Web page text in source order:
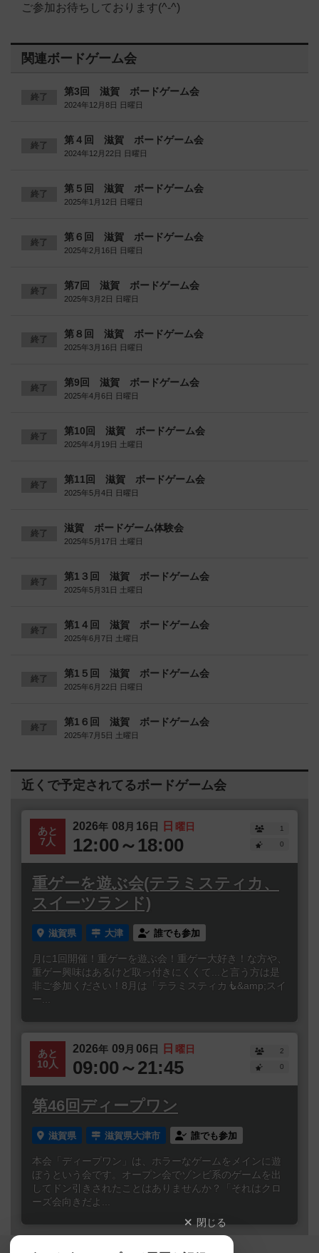
ご参加お待ちしております(^-^)
関連ボードゲーム会
終了 第3回 滋賀 ボードゲーム会
2024年12月8日 日曜日
終了 第４回 滋賀 ボードゲーム会
2024年12月22日 日曜日
終了 第５回 滋賀 ボードゲーム会
2025年1月12日 日曜日
終了 第６回 滋賀 ボードゲーム会
2025年2月16日 日曜日
終了 第7回 滋賀 ボードゲーム会
2025年3月2日 日曜日
終了 第８回 滋賀 ボードゲーム会
2025年3月16日 日曜日
終了 第9回 滋賀 ボードゲーム会
2025年4月6日 日曜日
終了 第10回 滋賀 ボードゲーム会
2025年4月19日 土曜日
終了 第11回 滋賀 ボードゲーム会
2025年5月4日 日曜日
終了 滋賀 ボードゲーム体験会
2025年5月17日 土曜日
終了 第1３回 滋賀 ボードゲーム会
2025年5月31日 土曜日
終了 第1４回 滋賀 ボードゲーム会
2025年6月7日 土曜日
終了 第1５回 滋賀 ボードゲーム会
2025年6月22日 日曜日
終了 第1６回 滋賀 ボードゲーム会
2025年7月5日 土曜日
近くで予定されてるボードゲーム会
あと
7人
2026年 08 月 16日 日 曜日
12:00～18:00
1
0
重ゲーを遊ぶ会(テラミスティカ、
スイーツランド)
滋賀県 大津 誰でも参加
月に1回開催！重ゲーを遊ぶ会！重ゲー大好き！な方や、
重ゲー興味はあるけど取っ付きにくくて...と言う方は是
非ご参加ください！8月は「テラミスティカ🧜&amp;スイ
ー...
あと
10人
2026年 09 月 06日 日 曜日
09:00～21:45
2
0
第46回ディープワン
滋賀県 滋賀県大津市 誰でも参加
本会「ディープワン」は、ホラーなゲームをメインに遊
ぼうという会です。オープン会でゾンビ系のゲームを出
してドン引きされたことはありませんか？「それはクロ
ーズ会向きだよ...
閉じる